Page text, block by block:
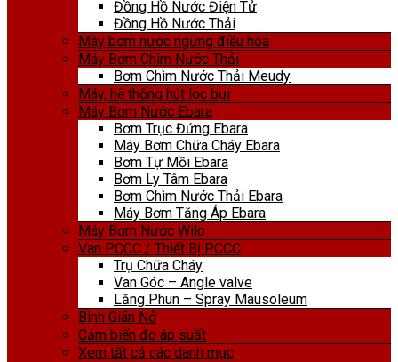
Đồng Hồ Nước Điện Tử
Đồng Hồ Nước Thải
Máy bơm nước ngưng điều hòa
Máy Bơm Chìm Nước Thải
Bơm Chìm Nước Thải Meudy
Máy, hệ thống hút lọc bụi
Máy Bơm Nước Ebara
Bơm Trục Đứng Ebara
Máy Bơm Chữa Cháy Ebara
Bơm Tự Mồi Ebara
Bơm Ly Tâm Ebara
Bơm Chìm Nước Thải Ebara
Máy Bơm Tăng Áp Ebara
Máy Bơm Nước Wilo
Van PCCC / Thiết Bị PCCC
Trụ Chữa Cháy
Van Góc – Angle valve
Lăng Phun – Spray Mausoleum
Bình Giãn Nở
Cảm biến đo áp suất
Xem tất cả các danh mục